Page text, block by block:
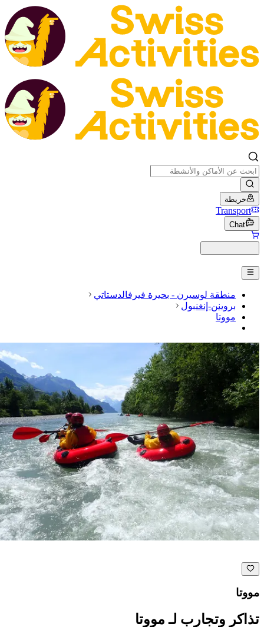
خريطة
Transport
Chat
منطقة لوسيرن - بحيرة فيرفالدستاتي
بروينن-إنغنبول
مووتا
مووتا
تذاكر وتجارب لـ مووتا